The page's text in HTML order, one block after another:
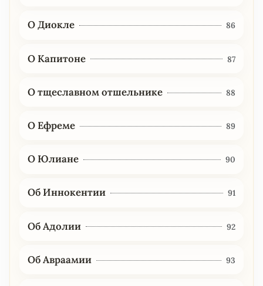
О Диокле 86
О Капитоне 87
О тщеславном отшельнике 88
О Ефреме 89
О Юлиане 90
Об Иннокентии 91
Об Адолии 92
Об Авраамии 93